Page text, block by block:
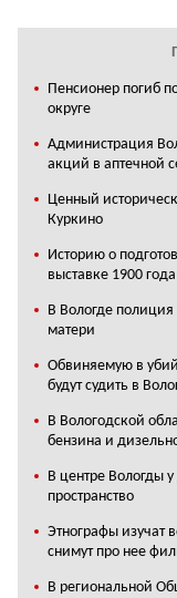
Пенсионер погиб
округе
Администрация
акций в аптечной
Ценный
Куркино
Историю о
выставке 1900
В Вологде
матери
Обвиняемую в
будут судить в
В Вологодской
бензина и
В центре Вологды
пространство
Этнографы изучат
снимут про нее
В региональной